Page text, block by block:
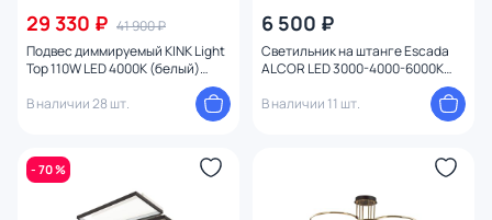
29 330 ₽ 41 900 ₽
Подвес диммируемый KINK Light
Тор 110W LED 4000К (белый)
В наличии 28 шт.
6 500 ₽
Светильник на штанге Escada
ALCOR LED 3000-4000-6000К
(теплый,белый,холодный) 95W
10266/6LED
В наличии 11 шт.
- 70 %